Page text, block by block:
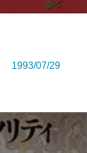
1993/07/29